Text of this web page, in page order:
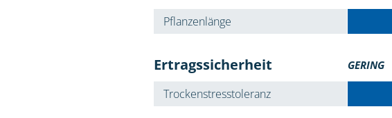
Pflanzenlänge
Ertragssicherheit GERING
Trockenstresstoleranz